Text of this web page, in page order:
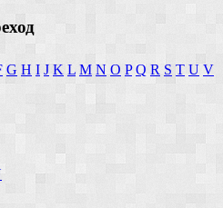
G H I J K L M N O P Q R S T U V